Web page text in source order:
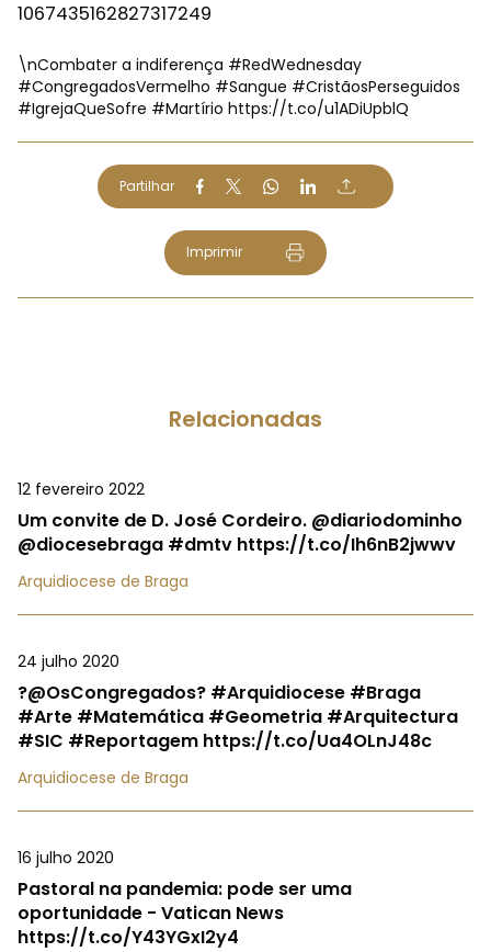
1067435162827317249
\nCombater a indiferença #RedWednesday
#CongregadosVermelho #Sangue #CristãosPerseguidos
#IgrejaQueSofre #Martírio https://t.co/u1ADiUpblQ
Partilhar
Imprimir
Relacionadas
12 fevereiro 2022
Um convite de D. José Cordeiro. @diariodominho
@diocesebraga #dmtv https://t.co/Ih6nB2jwwv
Arquidiocese de Braga
24 julho 2020
?@OsCongregados? #Arquidiocese #Braga
#Arte #Matemática #Geometria #Arquitectura
#SIC #Reportagem https://t.co/Ua4OLnJ48c
Arquidiocese de Braga
16 julho 2020
Pastoral na pandemia: pode ser uma
oportunidade - Vatican News
https://t.co/Y43YGxI2y4